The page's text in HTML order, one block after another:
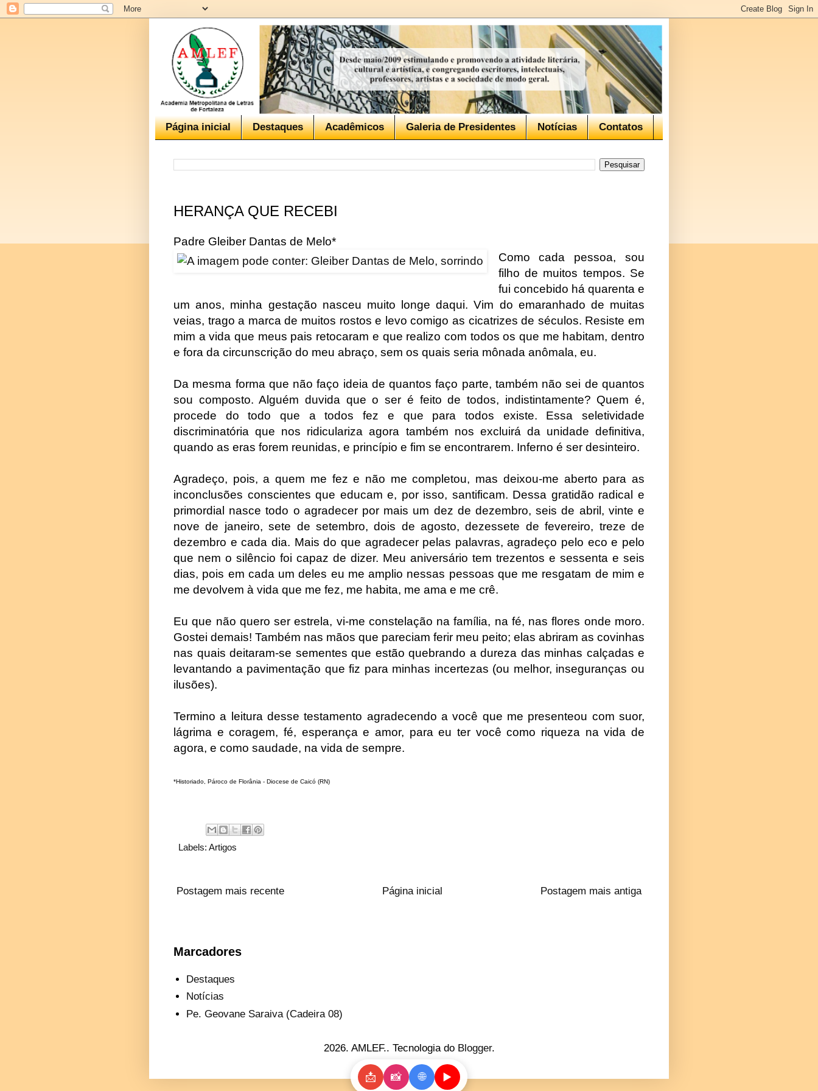
Página inicial Destaques Acadêmicos Galeria de Presidentes Notícias Contatos
HERANÇA QUE RECEBI
Padre Gleiber Dantas de Melo*
Como cada pessoa, sou
filho de muitos tempos. Se
fui concebido há quarenta e
um anos, minha gestação nasceu muito longe daqui. Vim do emaranhado de muitas
veias, trago a marca de muitos rostos e levo comigo as cicatrizes de séculos. Resiste em
mim a vida que meus pais retocaram e que realizo com todos os que me habitam, dentro
e fora da circunscrição do meu abraço, sem os quais seria mônada anômala, eu.
Da mesma forma que não faço ideia de quantos faço parte, também não sei de quantos
sou composto. Alguém duvida que o ser é feito de todos, indistintamente? Quem é,
procede do todo que a todos fez e que para todos existe. Essa seletividade
discriminatória que nos ridiculariza agora também nos excluirá da unidade definitiva,
quando as eras forem reunidas, e princípio e fim se encontrarem. Inferno é ser desinteiro.
Agradeço, pois, a quem me fez e não me completou, mas deixou-me aberto para as
inconclusões conscientes que educam e, por isso, santificam. Dessa gratidão radical e
primordial nasce todo o agradecer por mais um dez de dezembro, seis de abril, vinte e
nove de janeiro, sete de setembro, dois de agosto, dezessete de fevereiro, treze de
dezembro e cada dia. Mais do que agradecer pelas palavras, agradeço pelo eco e pelo
que nem o silêncio foi capaz de dizer. Meu aniversário tem trezentos e sessenta e seis
dias, pois em cada um deles eu me amplio nessas pessoas que me resgatam de mim e
me devolvem à vida que me fez, me habita, me ama e me crê.
Eu que não quero ser estrela, vi-me constelação na família, na fé, nas flores onde moro.
Gostei demais! Também nas mãos que pareciam ferir meu peito; elas abriram as covinhas
nas quais deitaram-se sementes que estão quebrando a dureza das minhas calçadas e
levantando a pavimentação que fiz para minhas incertezas (ou melhor, inseguranças ou
ilusões).
Termino a leitura desse testamento agradecendo a você que me presenteou com suor,
lágrima e coragem, fé, esperança e amor, para eu ter você como riqueza na vida de
agora, e como saudade, na vida de sempre.
*Historiado, Pároco de Florânia - Diocese de Caicó (RN)
Labels: Artigos
Postagem mais recente Postagem mais antiga
Página inicial
Marcadores
Destaques
Notícias
Pe. Geovane Saraiva (Cadeira 08)
2026. AMLEF.. Tecnologia do Blogger.
📩 📸 🌐 ▶️